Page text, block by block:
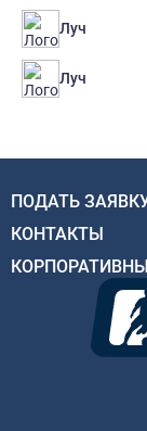
Луч
Луч
ПОДАТЬ
КОНТАКТЫ